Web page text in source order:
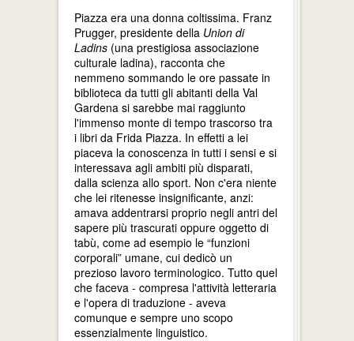
Piazza era una donna coltissima. Franz
Prugger, presidente della Union di
Ladins (una prestigiosa associazione
culturale ladina), racconta che
nemmeno sommando le ore passate in
biblioteca da tutti gli abitanti della Val
Gardena si sarebbe mai raggiunto
l'immenso monte di tempo trascorso tra
i libri da Frida Piazza. In effetti a lei
piaceva la conoscenza in tutti i sensi e si
interessava agli ambiti più disparati,
dalla scienza allo sport. Non c'era niente
che lei ritenesse insignificante, anzi:
amava addentrarsi proprio negli antri del
sapere più trascurati oppure oggetto di
tabù, come ad esempio le “funzioni
corporali” umane, cui dedicò un
prezioso lavoro terminologico. Tutto quel
che faceva - compresa l'attività letteraria
e l'opera di traduzione - aveva
comunque e sempre uno scopo
essenzialmente linguistico.